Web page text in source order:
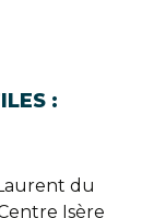
:
du
Isère